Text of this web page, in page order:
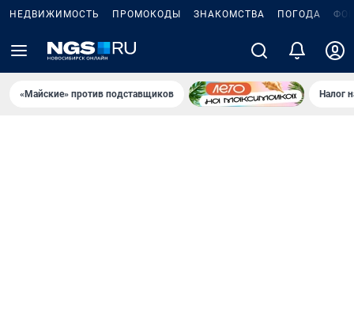
НЕДВИЖИМОСТЬ ПРОМОКОДЫ ЗНАКОМСТВА ПОГОДА
«Майские» против подставщиков Налог